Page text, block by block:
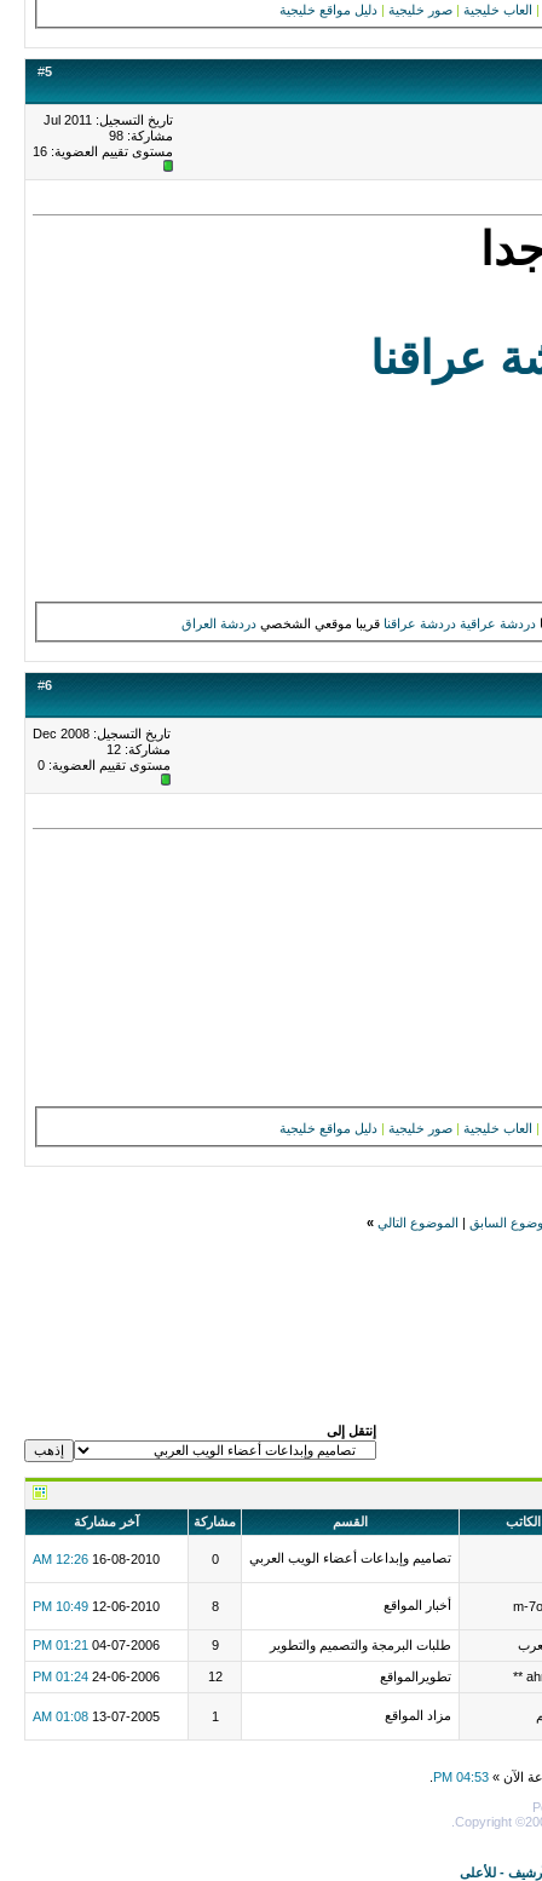
| العاب خليجية | صور خليجية | دليل مواقع خليجية
#5
تاريخ التسجيل: Jul 2011
مشاركة: 98
مستوى تقييم العضوية: 16
عراقنا
دردشة عراقية دردشة عراقنا قريبا موقعي الشخصيدردشة العراق
#6
تاريخ التسجيل: Dec 2008
مشاركة: 12
مستوى تقييم العضوية: 0
| العاب خليجية | صور خليجية | دليل مواقع خليجية
السابق الموضوع التالي »
إنتقل إلى
الكاتب القسم مشاركة آخر مشاركة
تصاميم وإبداعات أعضاء الويب العربي 0
16-08-2010
12:26 AM
m- أخبار المواقع 8
12-06-2010
10:49 PM
طلبات البرمجة والتصميم والتطوير 9
04-07-2006
01:21 PM
تطويرالمواقع 12
24-06-2006
01:24 PM
مزاد المواقع 1
13-07-2005
01:08 AM
الآن » 04:53 PM
Copyright
- للأعلى